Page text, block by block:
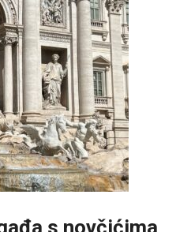
s novčićima